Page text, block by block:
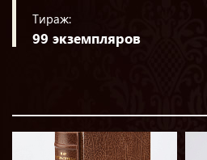
Тираж:
99 экземпляров